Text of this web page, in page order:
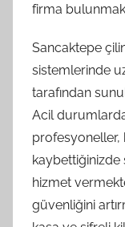
firma
Sancaktepe
sistemlerinde
tarafından
Acil
profesyoneller,
kaybettiğinizde
hizmet
güvenliğini